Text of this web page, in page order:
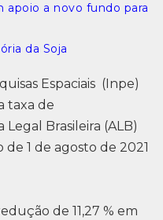
apoio a novo fundo para
da Soja
Espaciais (Inpe)
taxa de
Brasileira (ALB)
1 de agosto de 2021
de 11,27 % em